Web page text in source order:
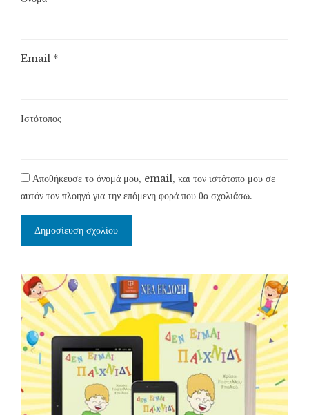
Email *
Ιστότοπος
Αποθήκευσε το όνομά μου, email, και τον ιστότοπο μου σε
αυτόν τον πλοηγό για την επόμενη φορά που θα σχολιάσω.